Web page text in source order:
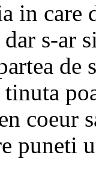
in care
dar s-ar
de
tinuta
coeur
puneti